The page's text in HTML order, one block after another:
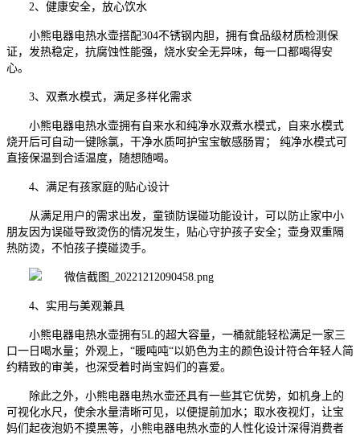
2、健康安全，放心饮水
小熊电器电热水壶搭配304不锈钢内胆， 拥有食品级材质检测保
证 ， 发热稳定，抗腐蚀性能强， 烧水安全无异味，每一口都喝得安
心。
3、双煮水模式，满足多样化需求
小熊电器电热水壶拥有 自来水和纯净水双煮水模式， 自来水模式
烧开后可 自动一键除氯， 干净水质呵护宝宝敏感肠胃 ； 纯净水模式可
直接保温到合适温度，
随想随喝。
4、 满足有孩家庭的贴心设计
从满足用户的需求出发，童锁防误碰功能设计，可以防止家中小
朋友因为误碰导致烫伤的情况发生，贴心守护孩子安全；壶身双重隔
热防烫，不怕孩子摸碰烫手。
4、实用与美观兼具
小熊电器电热水壶拥有5L的超大容量， 一桶就能轻松满足一家三
口一日喝水量； 外观 上 ， “暖吨吨“以奶色为主的颜色设计符合年轻人简
约精致的审美， 也深受着时尚宝妈们的喜爱。
除此之外，小熊电器电热水壶还具有一些其它优势，如机身上的
可视化水尺，使余水量清晰可见，以便提前加水；取水夜视灯，让宝
妈们起夜泡奶不摸黑等，小熊电器电热水壶的人性化设计深得消费者